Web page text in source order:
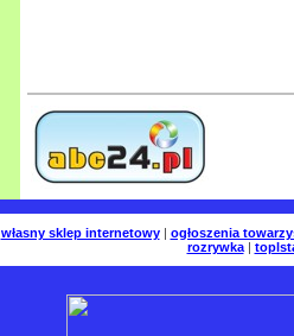
własny sklep internetowy| ogłoszenia
rozrywka|